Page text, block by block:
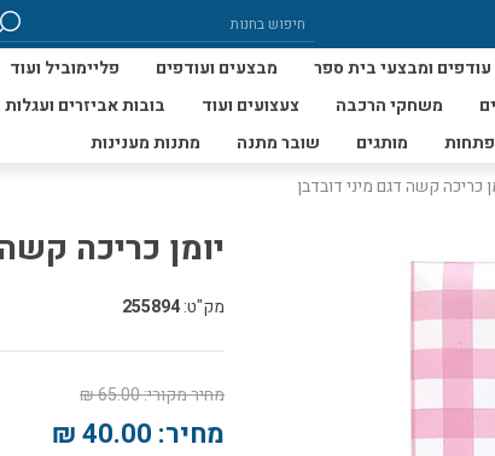
עודפים ומבצעי בית ספר מבצעים ועודפים פליימוביל ועוד
משחקי הרכבה צעצועים ועוד בובות אביזרים ועגלות
מותגים שובר מתנה מתנות מענינות
כריכה קשה דגם מיני דובדבן
יומן כריכה
מק"ט:255894
מחיר מקורי:65.00 ₪
מחיר: 40.00 ₪